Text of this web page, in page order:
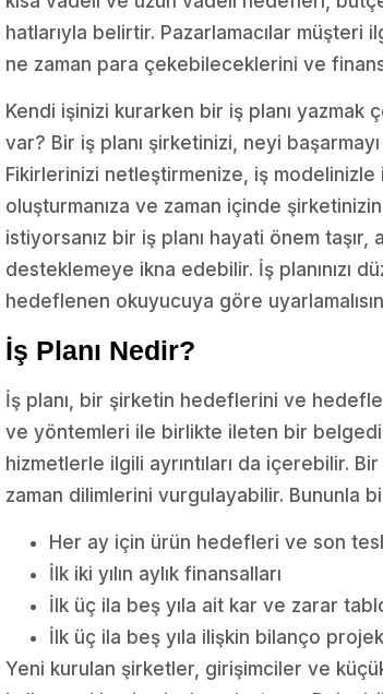
hatlarıyla belirtir. Pazarlamacılar müşteri
ne zaman para çekebileceklerini ve
Kendi işinizi kurarken bir iş planı yazmak
var? Bir iş planı şirketinizi, neyi
Fikirlerinizi netleştirmenize, iş
oluşturmanıza ve zaman içinde
istiyorsanız bir iş planı hayati önem
desteklemeye ikna edebilir. İş planınızı
hedeflenen okuyucuya göre
İş Planı Nedir?
İş planı, bir şirketin hedeflerini ve
ve yöntemleri ile birlikte ileten bir
hizmetlerle ilgili ayrıntıları da içerebilir.
zaman dilimlerini vurgulayabilir. Bununla
Her ay için ürün hedefleri ve son
İlk iki yılın aylık finansalları
İlk üç ila beş yıla ait kar ve zarar
İlk üç ila beş yıla ilişkin bilanço
Yeni kurulan şirketler, girişimciler ve